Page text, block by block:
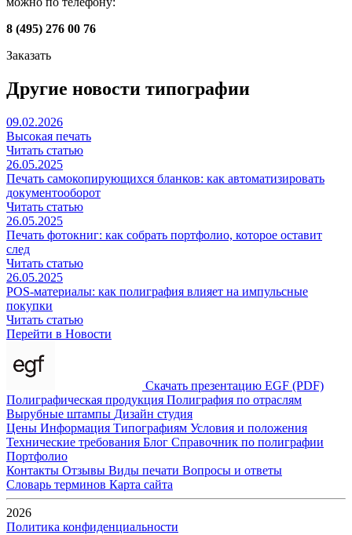
8 (495) 276 00 76
Заказать
Другие новости типографии
09.02.2026
Высокая печать
Читать статью
26.05.2025
Печать самокопирующихся бланков: как автоматизировать
документооборот
Читать статью
26.05.2025
Печать фотокниг: как собрать портфолио, которое оставит
след
Читать статью
26.05.2025
POS-материалы: как полиграфия влияет на импульсные
покупки
Читать статью
Перейти в Новости
Скачать презентацию EGF (PDF)
Полиграфическая продукция Полиграфия по отраслям
Вырубные штампы Дизайн студия
Цены Информация Типографиям Условия и положения
Технические требования Блог Справочник по полиграфии
Портфолио
Контакты Отзывы Виды печати Вопросы и ответы
Словарь терминов Карта сайта
2026
Политика конфиденциальности